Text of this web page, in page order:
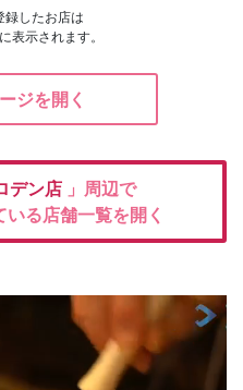
録したお店は
表示されます。
ジを開く
デン店 」周辺で
る店舗一覧を開く